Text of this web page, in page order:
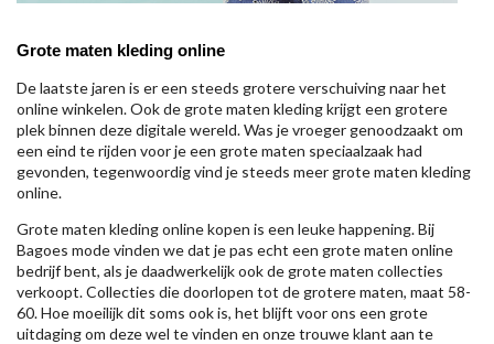
Grote maten kleding online
De laatste jaren is er een steeds grotere verschuiving naar het
online winkelen. Ook de grote maten kleding krijgt een grotere
plek binnen deze digitale wereld. Was je vroeger genoodzaakt om
een eind te rijden voor je een grote maten speciaalzaak had
gevonden, tegenwoordig vind je steeds meer grote maten kleding
online.
Grote maten kleding online kopen is een leuke happening. Bij
Bagoes mode vinden we dat je pas echt een grote maten online
bedrijf bent, als je daadwerkelijk ook de grote maten collecties
verkoopt. Collecties die doorlopen tot de grotere maten, maat 58-
60. Hoe moeilijk dit soms ook is, het blijft voor ons een grote
uitdaging om deze wel te vinden en onze trouwe klant aan te